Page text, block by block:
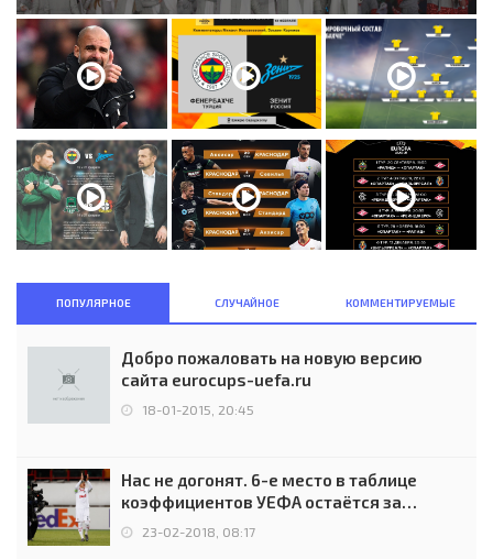
ПОПУЛЯРНОЕ СЛУЧАЙНОЕ КОММЕНТИРУЕМЫЕ
Добро пожаловать на новую версию
сайта eurocups-uefa.ru
18-01-2015, 20:45
Нас не догонят. 6-е место в таблице
коэффициентов УЕФА остаётся за
Россией
23-02-2018, 08:17